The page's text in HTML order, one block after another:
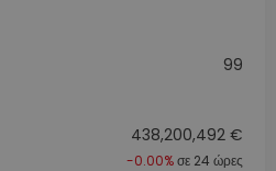
99
438,200,492 €
-0.00%σε 24 ώρες